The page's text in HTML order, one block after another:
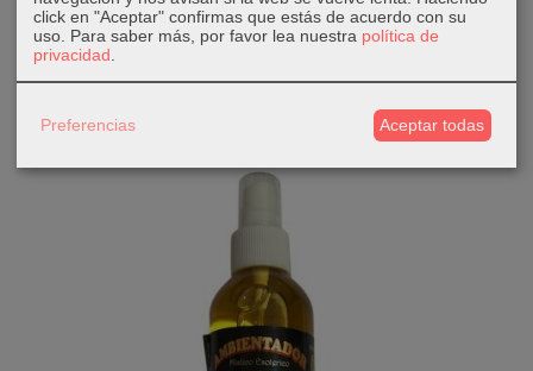
9,00 €
AÑADIR A CARRITO
click en "Aceptar" confirmas que estás de acuerdo con su
uso. Para saber más, por favor lea nuestra política de
privacidad
Preferencias Aceptar todas